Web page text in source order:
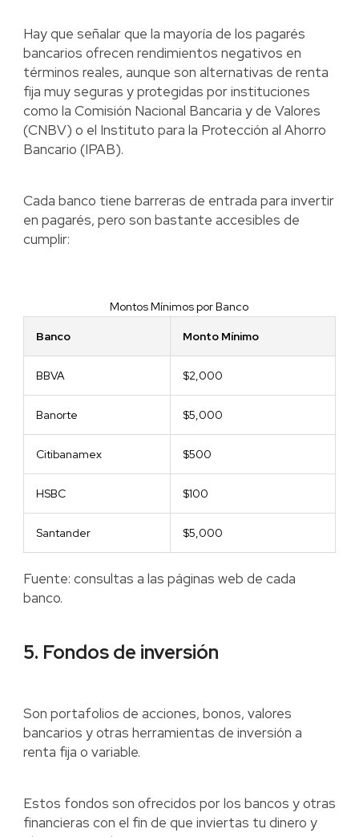
Hay que señalar que la mayoría de los pagarés
bancarios ofrecen rendimientos negativos en
términos reales, aunque son alternativas de renta
fija muy seguras y protegidas por instituciones
como la Comisión Nacional Bancaria y de Valores
(CNBV) o el Instituto para la Protección al Ahorro
Bancario (IPAB).
Cada banco tiene barreras de entrada para invertir
en pagarés, pero son bastante accesibles de
cumplir:
Montos Mínimos por Banco
Banco Monto Mínimo
BBVA $2,000
Banorte $5,000
Citibanamex $500
HSBC $100
Santander $5,000
Fuente: consultas a las páginas web de cada
banco.
5. Fondos de inversión
Son portafolios de acciones, bonos, valores
bancarios y otras herramientas de inversión a
renta fija o variable.
Estos fondos son ofrecidos por los bancos y otras
financieras con el fin de que inviertas tu dinero y